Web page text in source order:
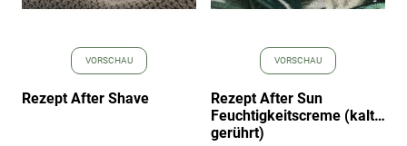
VORSCHAU
Rezept After Shave
VORSCHAU
Rezept After Sun
Feuchtigkeitscreme (kalt
gerührt)